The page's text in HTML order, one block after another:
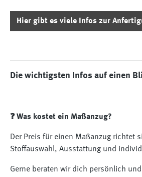
Hier gibt es viele Infos zur
Die wichtigsten Infos auf einen
❓ Was kostet ein Maßanzug?
Der Preis für einen Maßanzug richtet
Stoffauswahl, Ausstattung und
Gerne beraten wir dich persönlich